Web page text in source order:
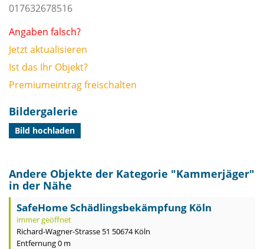
017632678516
Angaben falsch?
Jetzt aktualisieren
Ist das Ihr Objekt?
Premiumeintrag freischalten
Bildergalerie
Bild hochladen
Andere Objekte der Kategorie "Kammerjäger"
in der Nähe
SafeHome Schädlingsbekämpfung Köln
immer geöffnet
Richard-Wagner-Strasse 51 50674 Köln
Entfernung 0 m